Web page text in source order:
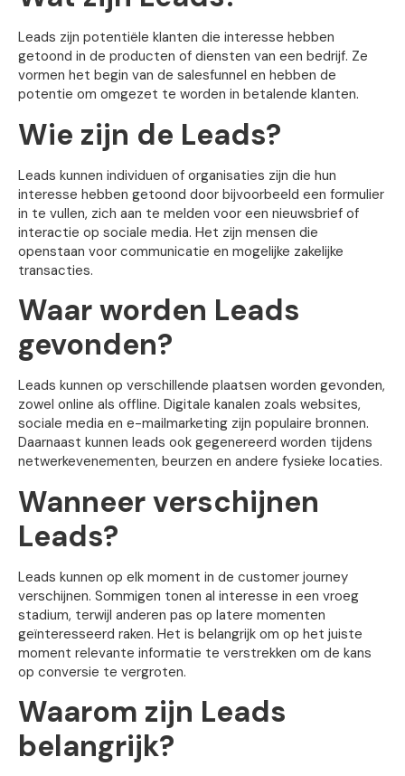
Leads zijn potentiële klanten die interesse hebben
getoond in de producten of diensten van een bedrijf. Ze
vormen het begin van de salesfunnel en hebben de
potentie om omgezet te worden in betalende klanten.
Wie zijn de Leads?
Leads kunnen individuen of organisaties zijn die hun
interesse hebben getoond door bijvoorbeeld een formulier
in te vullen, zich aan te melden voor een nieuwsbrief of
interactie op sociale media. Het zijn mensen die
openstaan voor communicatie en mogelijke zakelijke
transacties.
Waar worden Leads
gevonden?
Leads kunnen op verschillende plaatsen worden gevonden,
zowel online als offline. Digitale kanalen zoals websites,
sociale media en e-mailmarketing zijn populaire bronnen.
Daarnaast kunnen leads ook gegenereerd worden tijdens
netwerkevenementen, beurzen en andere fysieke locaties.
Wanneer verschijnen
Leads?
Leads kunnen op elk moment in de customer journey
verschijnen. Sommigen tonen al interesse in een vroeg
stadium, terwijl anderen pas op latere momenten
geïnteresseerd raken. Het is belangrijk om op het juiste
moment relevante informatie te verstrekken om de kans
op conversie te vergroten.
Waarom zijn Leads
belangrijk?